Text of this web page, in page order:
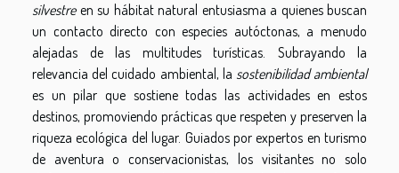
silvestreen su hábitat natural entusiasma a quienes buscan
un contacto directo con especies autóctonas, a menudo
alejadas de las multitudes turísticas. Subrayando la
relevancia del cuidado ambiental, la sostenibilidad ambiental
es un pilar que sostiene todas las actividades en estos
destinos, promoviendo prácticas que respeten y preserven la
riqueza ecológica del lugar. Guiados por expertos en turismo
de aventura o conservacionistas, los visitantes no solo